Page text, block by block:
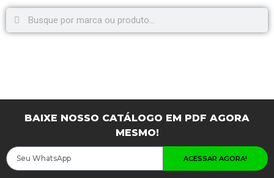
BAIXE NOSSO CATÁLOGO EM PDF AGORA
MESMO!
ACESSAR AGORA!